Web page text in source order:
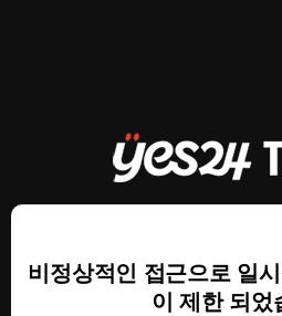
비정상적인 접근으로 일
이 제한 되었